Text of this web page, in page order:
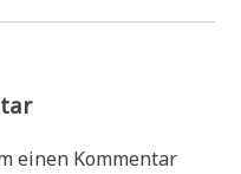
einen Kommentar